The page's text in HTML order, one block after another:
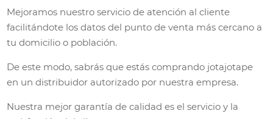
Mejoramos nuestro servicio de atención al cliente
facilitándote los datos del punto de venta más cercano a
tu domicilio o población.
De este modo, sabrás que estás comprando jotajotape
en un distribuidor autorizado por nuestra empresa.
Nuestra mejor garantía de calidad es el servicio y la